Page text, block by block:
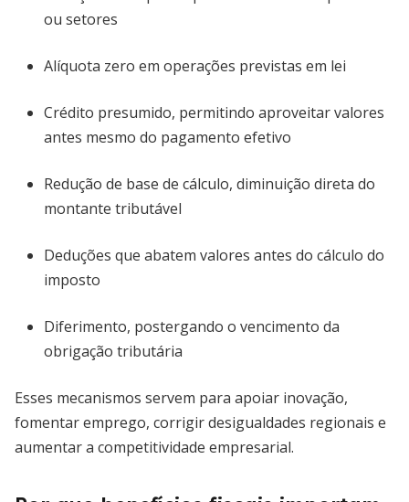
ou setores
Alíquota zero em operações previstas em lei
Crédito presumido, permitindo aproveitar valores
antes mesmo do pagamento efetivo
Redução de base de cálculo, diminuição direta do
montante tributável
Deduções que abatem valores antes do cálculo do
imposto
Diferimento, postergando o vencimento da
obrigação tributária
Esses mecanismos servem para apoiar inovação,
fomentar emprego, corrigir desigualdades regionais e
aumentar a competitividade empresarial.